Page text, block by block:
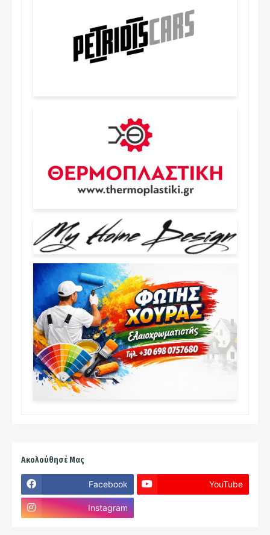
Ακολούθησέ Μας
Facebook YouTube
Instagram